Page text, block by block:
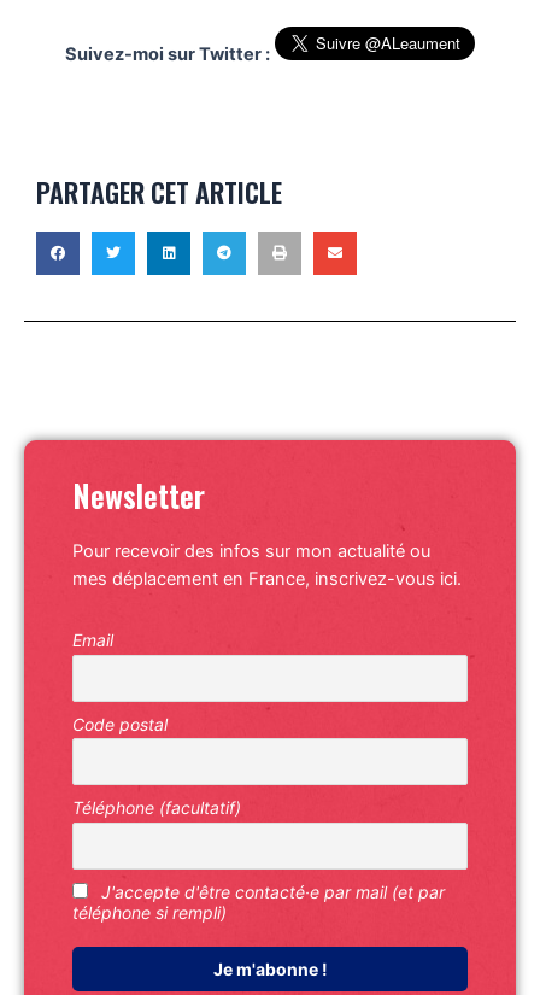
Suivez-moi sur Twitter :
PARTAGER CET ARTICLE
Newsletter
Pour recevoir des infos sur mon actualité ou
mes déplacement en France, inscrivez-vous ici.
Email
Code postal
Téléphone (facultatif)
J'accepte d'être contacté·e par mail (et par
téléphone si rempli)